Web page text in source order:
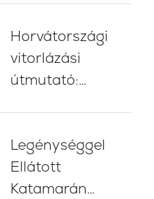
Horvátországi
vitorlázási
útmutató:
tanácsok
kezdőknek
(2026)
Legénységgel
Ellátott
Katamarán